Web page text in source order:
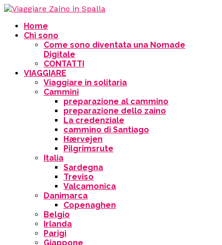
Home
Chi sono
Come sono diventata una Nomade
Digitale
CONTATTI
VIAGGIARE
Viaggiare in solitaria
Cammini
preparazione al cammino
preparazione dello zaino
La credenziale
cammino di Santiago
Hærvejen
Pilgrimsrute
Italia
Sardegna
Treviso
Valcamonica
Danimarca
Copenaghen
Belgio
Irlanda
Parigi
Giappone